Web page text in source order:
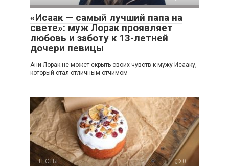
«Исаак — самый лучший папа на
свете»: муж Лорак проявляет
любовь и заботу к 13-летней
дочери певицы
Ани Лорак не может скрыть своих чувств к мужу Исааку,
который стал отличным отчимом
ТЕСТЫ 0